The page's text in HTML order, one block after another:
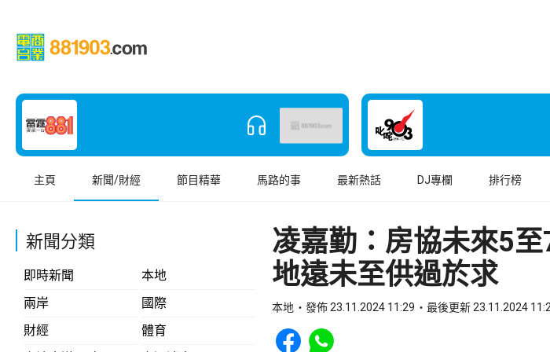
主頁 新聞/財經 節目精華 馬路的事 最新熱話 DJ專欄 排行榜
新聞分類
即時新聞
本地
兩岸
國際
財經
體育
凌嘉勤：房協未來5
地遠未至供過於求
本地 發佈 23.11.2024 11:29 最後更新 23.11.2024
Share to Facebook
Share to WhatsApp